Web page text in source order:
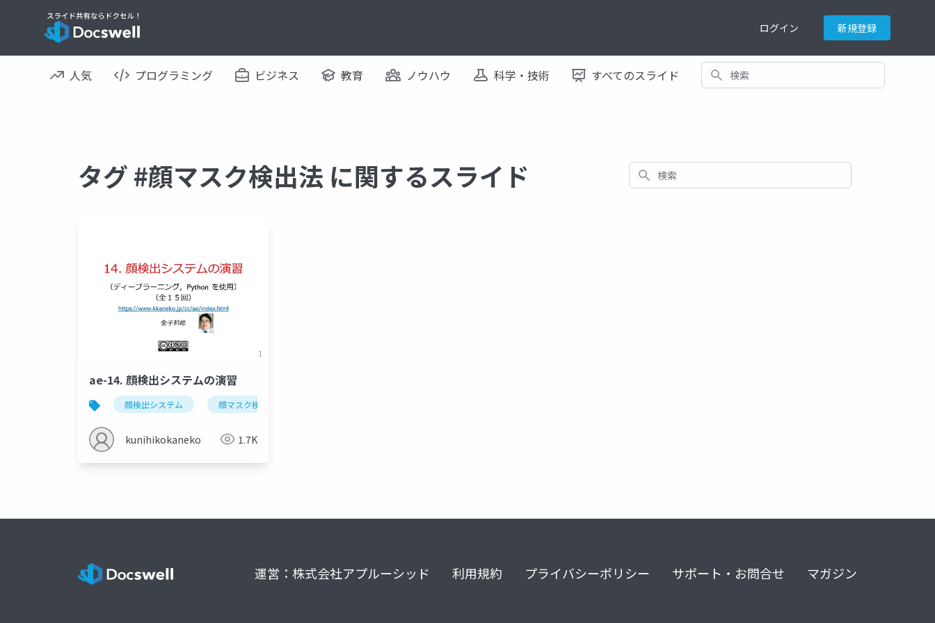
ログイン 新規登録
人気 プログラミング ビジネス 教育 ノウハウ 科学・技術 すべてのスライド 検索
タグ #顔マスク検出法 に関するスライド 検索
ae-14. 顔検出システムの演習
顔検出システム 顔マスク検出法
kunihikokaneko 1.7K
運営：株式会社アプルーシッド 利用規約 プライバシーポリシー サポート・お問合せ マガジン